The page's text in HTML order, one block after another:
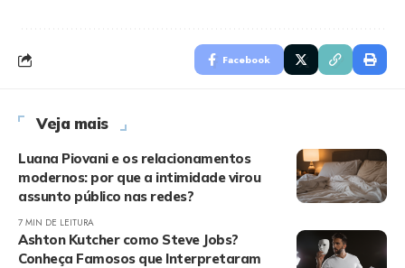
Facebook
Veja mais
Luana Piovani e os relacionamentos
modernos: por que a intimidade virou
assunto público nas redes?
7 MIN DE LEITURA
Ashton Kutcher como Steve Jobs?
Conheça Famosos que Interpretaram